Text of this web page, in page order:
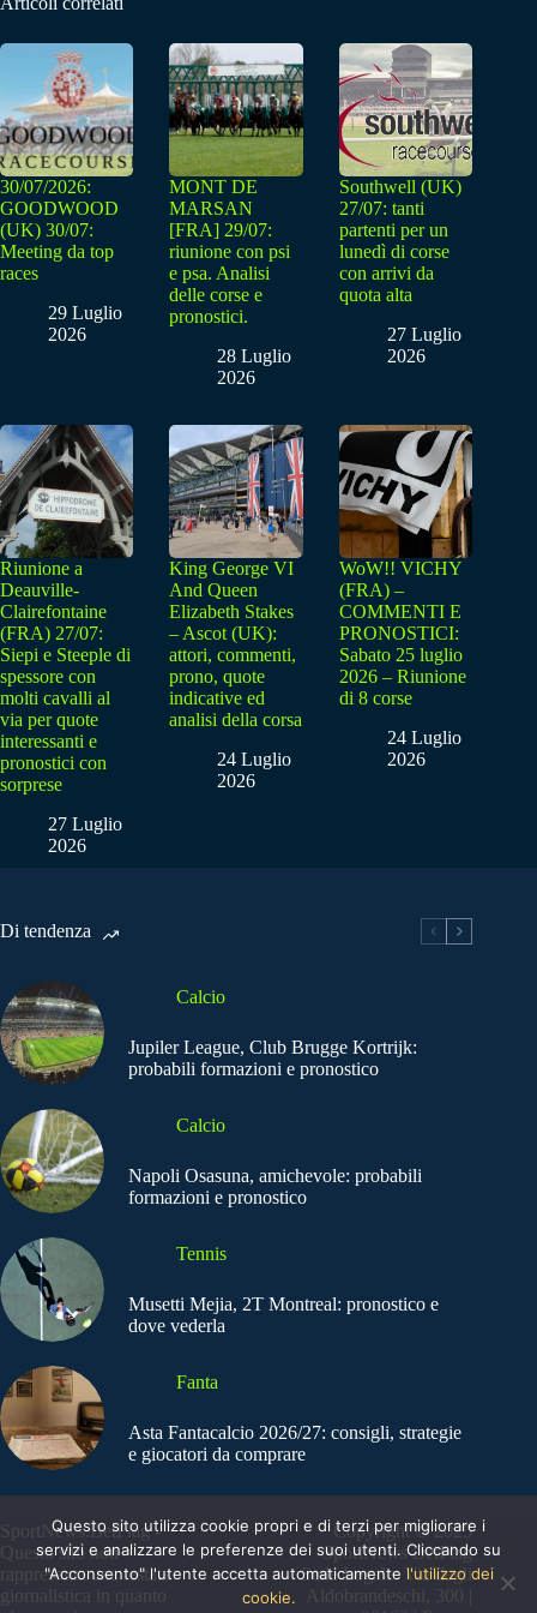
30/07/2026:
GOODWOOD
(UK) 30/07:
Meeting da top
races
29 Luglio
2026
MONT DE
MARSAN
[FRA] 29/07:
riunione con psi
e psa. Analisi
delle corse e
pronostici.
28 Luglio
2026
Southwell (UK)
27/07: tanti
partenti per un
lunedì di corse
con arrivi da
quota alta
27 Luglio
2026
Riunione a
Deauville-
Clairefontaine
(FRA) 27/07:
Siepi e Steeple di
spessore con
molti cavalli al
via per quote
interessanti e
pronostici con
sorprese
27 Luglio
2026
King George VI
And Queen
Elizabeth Stakes
– Ascot (UK):
attori, commenti,
prono, quote
indicative ed
analisi della corsa
24 Luglio
2026
WoW!! VICHY
(FRA) –
COMMENTI E
PRONOSTICI:
Sabato 25 luglio
2026 – Riunione
di 8 corse
24 Luglio
2026
Di tendenza
Calcio
Jupiler League, Club Brugge Kortrijk:
probabili formazioni e pronostico
Calcio
Napoli Osasuna, amichevole: probabili
formazioni e pronostico
Tennis
Musetti Mejia, 2T Montreal: pronostico e
dove vederla
Fanta
Asta Fantacalcio 2026/27: consigli, strategie
e giocatori da comprare
SportNews.BetFlag -
Questo sito non
rappresenta una testata
giornalistica in quanto
Copyright © 2025
SportNews BetFlag
Sede Legale: Via degli
Aldobrandeschi, 300 |
Questo sito utilizza cookie propri e di terzi per migliorare i
servizi e analizzare le preferenze dei suoi utenti. Cliccando su
"Acconsento" l'utente accetta automaticamente l'utilizzo dei
cookie.